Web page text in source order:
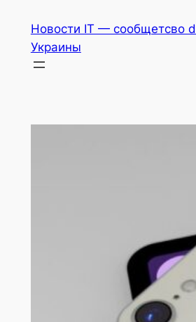
содержимому
Новости IT — сообщетсво
Украины